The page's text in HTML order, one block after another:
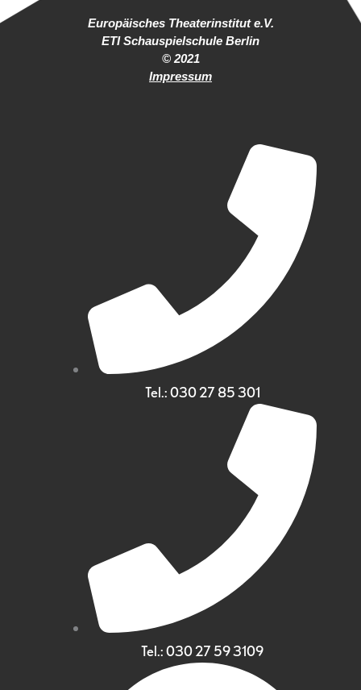
Europäisches Theaterinstitut e.V.
ETI Schauspielschule Berlin
© 2021
Impressum
Tel.: 030 27 85 301
Tel.: 030 27 59 3109